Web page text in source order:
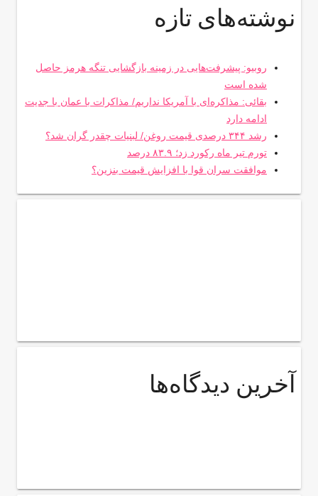
نوشته‌های تازه
روبیو: پیشرفت‌هایی در زمینه بازگشایی تنگه هرمز حاصل
شده است
بقائی: مذاکره‌ای با آمریکا نداریم/ مذاکرات با عمان با جدیت
ادامه دارد
رشد ۳۴۴ درصدی قیمت روغن/ لبنیات چقدر گران شد؟
تورم تیر ماه رکورد زد؛ ۸۳.۹ درصد
موافقت سران قوا با افزایش قیمت بنزین؟
آخرین دیدگاه‌ها